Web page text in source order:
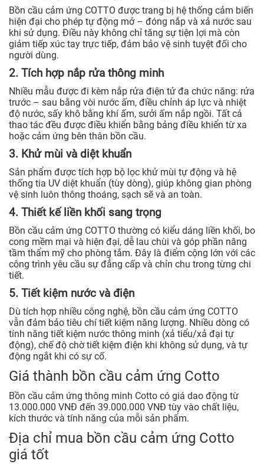
Bồn cầu cảm ứng COTTO được trang bị hệ thống cảm biến
hiện đại cho phép tự động mở – đóng nắp và xả nước sau
khi sử dụng. Điều này không chỉ tăng sự tiện lợi mà còn
giảm tiếp xúc tay trực tiếp, đảm bảo vệ sinh tuyệt đối cho
người dùng.
2. Tích hợp nắp rửa thông minh
Nhiều mẫu được đi kèm nắp rửa điện tử đa chức năng: rửa
trước – sau bằng vòi nước ấm, điều chỉnh áp lực và nhiệt
độ nước, sấy khô bằng khí ấm, sưởi ấm nắp ngồi. Tất cả
thao tác đều được điều khiển bằng bảng điều khiển từ xa
hoặc cảm ứng bên thân bồn cầu.
3. Khử mùi và diệt khuẩn
Sản phẩm được tích hợp bộ lọc khử mùi tự động và hệ
thống tia UV diệt khuẩn (tùy dòng), giúp không gian phòng
vệ sinh luôn thông thoáng, sạch sẽ và an toàn.
4. Thiết kế liền khối sang trọng
Bồn cầu cảm ứng COTTO thường có kiểu dáng liền khối, bo
cong mềm mại và hiện đại, dễ lau chùi và góp phần nâng
tầm thẩm mỹ cho phòng tắm. Đây là điểm cộng lớn với các
công trình yêu cầu sự đẳng cấp và chỉn chu trong từng chi
tiết.
5. Tiết kiệm nước và điện
Dù tích hợp nhiều công nghệ, bồn cầu cảm ứng COTTO
vẫn đảm bảo tiêu chí tiết kiệm năng lượng. Nhiều dòng có
tính năng tiết kiệm nước thông minh (xả tiểu/xả đại tự
động), chế độ chờ tiết kiệm điện khi không sử dụng, và tự
động ngắt khi có sự cố.
Giá thành bồn cầu cảm ứng Cotto
Bồn cầu cảm ứng thông minh Cotto có giá dao động từ
13.000.000 VNĐ đến 39.000.000 VNĐ tùy vào chất liệu,
kích thước và tính năng của mỗi sản phẩm.
Địa chỉ mua bồn cầu cảm ứng Cotto
giá tốt